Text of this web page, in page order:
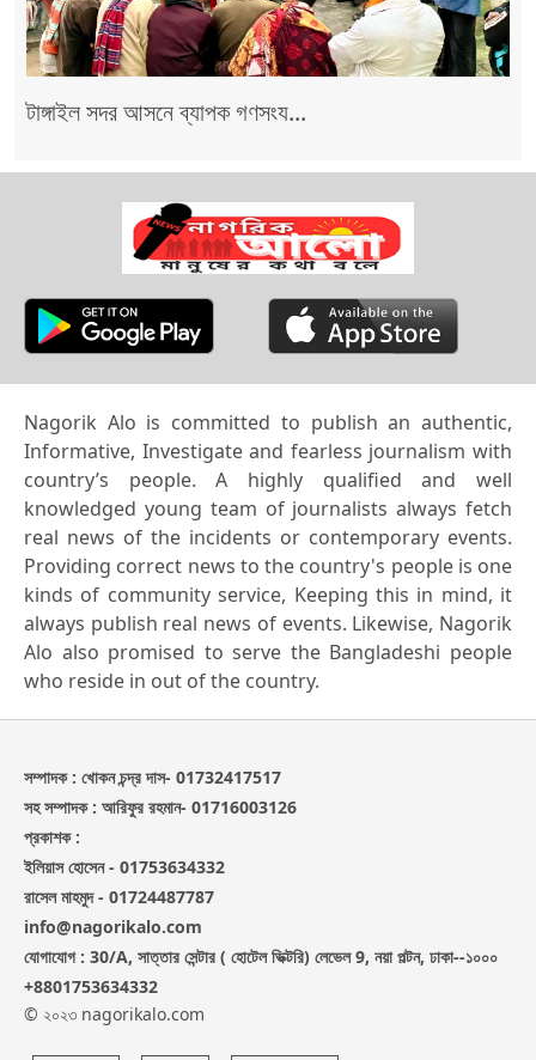
টাঙ্গাইল সদর আসনে ব্যাপক গণসংয...
Nagorik Alo is committed to publish an authentic,
Informative, Investigate and fearless journalism with
country’s people. A highly qualified and well
knowledged young team of journalists always fetch
real news of the incidents or contemporary events.
Providing correct news to the country's people is one
kinds of community service, Keeping this in mind, it
always publish real news of events. Likewise, Nagorik
Alo also promised to serve the Bangladeshi people
who reside in out of the country.
সম্পাদক : খোকন চন্দ্র দাস- 01732417517
সহ সম্পাদক : আরিফুর রহমান- 01716003126
প্রকাশক :
ইলিয়াস হোসেন - 01753634332
রাসেল মাহমুদ - 01724487787
info@nagorikalo.com
যোগাযোগ : 30/A, সাত্তার সেন্টার ( হোটেল ভিক্টরি) লেভেল 9, নয়া পল্টন, ঢাকা--১০০০
+8801753634332
© ২০২৩ nagorikalo.com